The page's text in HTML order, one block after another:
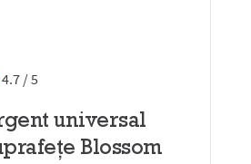
4.7
universal
Blossom